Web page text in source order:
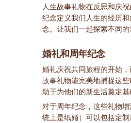
人生故事礼物在反思和庆
纪念定义我们人生的经历
念。让我们一起探索不同
婚礼和周年纪念
婚礼庆祝共同旅程的开始
故事礼物能完美地捕捉这
助于为他们的新生活奠定基
对于周年纪念，这些礼物
统上是纸婚）可以包括定